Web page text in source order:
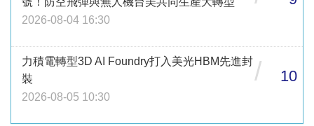
2026-08-04 16:30
力積電轉型3D AI Foundry打入美光HBM先進封
裝
2026-08-05 10:30
/ 10